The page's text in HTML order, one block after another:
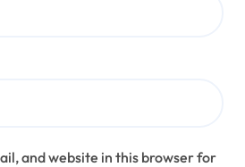
and website in this browser for